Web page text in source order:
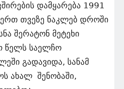
დამყარება 1991
თვეზე ნაკლებ დროში
შერატონ მეტეხი
წელს საელჩო
გადავიდა, სანამ
ახალ შენობაში,